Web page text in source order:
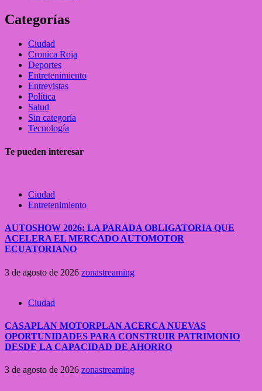
Categorías
Ciudad
Cronica Roja
Deportes
Entretenimiento
Entrevistas
Política
Salud
Sin categoría
Tecnología
Te pueden interesar
Ciudad
Entretenimiento
AUTOSHOW 2026: LA PARADA OBLIGATORIA QUE
ACELERA EL MERCADO AUTOMOTOR
ECUATORIANO
3 de agosto de 2026 zonastreaming
Ciudad
CASAPLAN MOTORPLAN ACERCA NUEVAS
OPORTUNIDADES PARA CONSTRUIR PATRIMONIO
DESDE LA CAPACIDAD DE AHORRO
3 de agosto de 2026 zonastreaming